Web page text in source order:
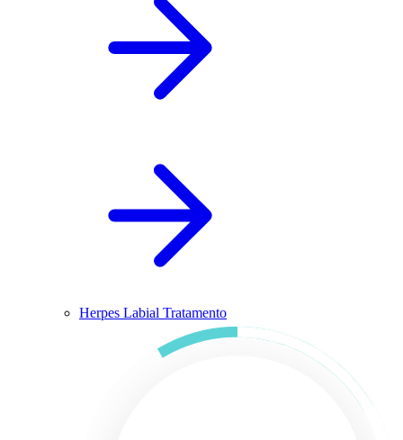
Herpes Labial Tratamento